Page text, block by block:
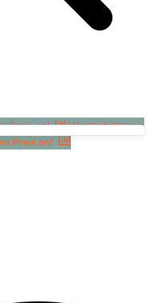
Preis an!
Wertschätzung
Preis an!